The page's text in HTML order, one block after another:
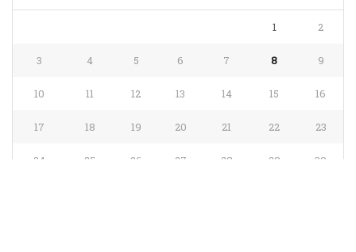
1 2
3 4 5 6 7 8 9
10 11 12 13 14 15 16
17 18 19 20 21 22 23
24 25 26 27 28 29 30